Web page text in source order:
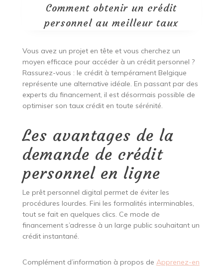
Comment obtenir un crédit
personnel au meilleur taux
Vous avez un projet en tête et vous cherchez un
moyen efficace pour accéder à un crédit personnel ?
Rassurez-vous : le crédit à tempérament Belgique
représente une alternative idéale. En passant par des
experts du financement, il est désormais possible de
optimiser son taux crédit en toute sérénité.
Les avantages de la
demande de crédit
personnel en ligne
Le prêt personnel digital permet de éviter les
procédures lourdes. Fini les formalités interminables,
tout se fait en quelques clics. Ce mode de
financement s’adresse à un large public souhaitant un
crédit instantané.
Complément d’information à propos de Apprenez-en